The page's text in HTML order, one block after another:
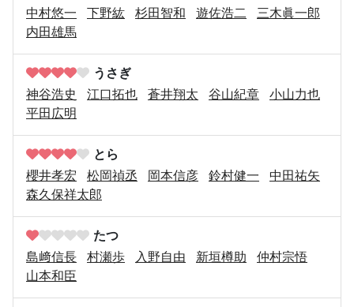
中村悠一
下野紘 杉田智和 遊佐浩二
三木眞一郎
内田雄馬
うさぎ
神谷浩史
江口拓也 蒼井翔太 谷山紀章
小山力也
平田広明
とら
櫻井孝宏
松岡禎丞 岡本信彦 鈴村健一
中田祐矢
森久保祥太郎
たつ
島﨑信長
村瀬歩 入野自由 新垣樽助
仲村宗悟
山本和臣